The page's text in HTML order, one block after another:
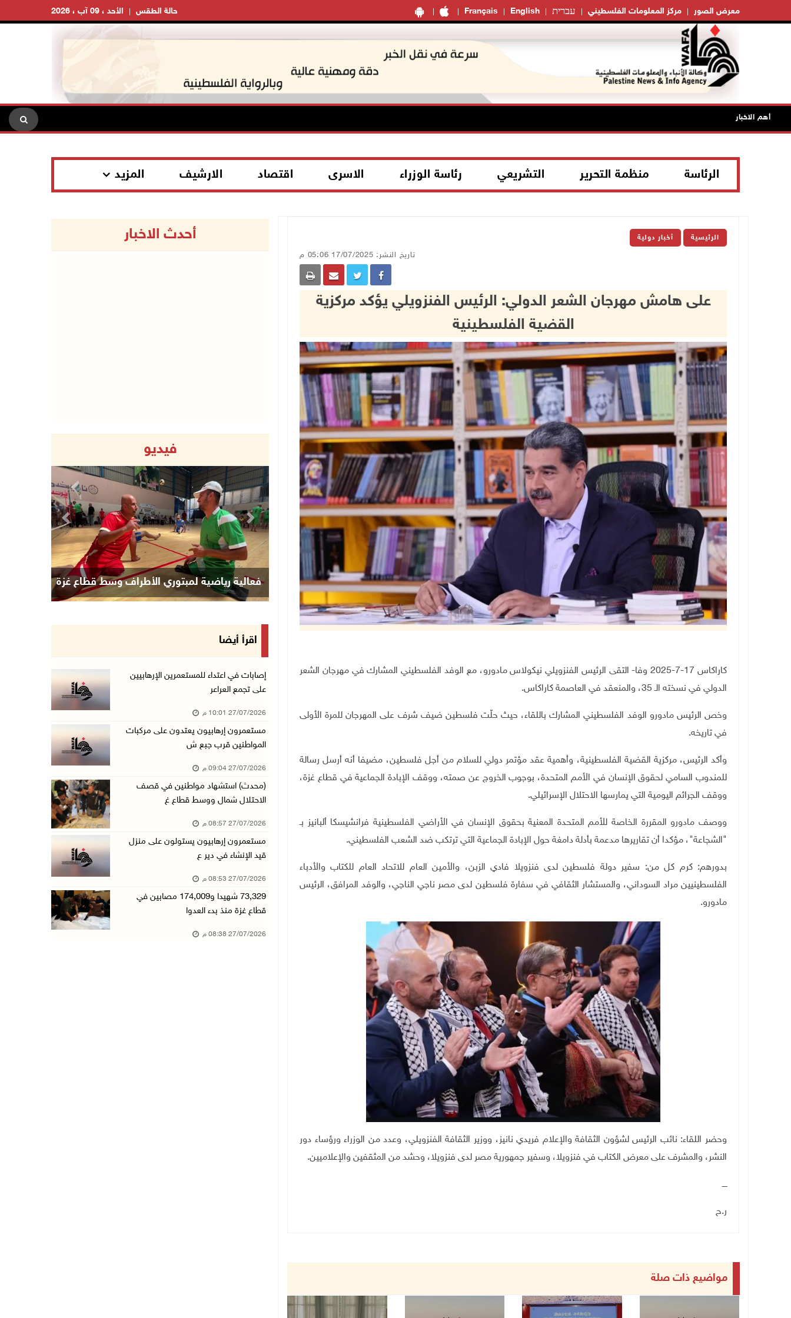
Français English עברית مركز المعلومات الفلسطيني معرض الصور الأحد ، 09 آب ، 2026 حالة الطقس
أهم الاخبار
الرئاسة منظمة التحرير التشريعي رئاسة الوزراء الاسرى اقتصاد الارشيف المزيد
الرئيسية أخبار دولية
تاريخ النشر: 17/07/2025 05:06 م
على هامش مهرجان الشعر الدولي: الرئيس الفنزويلي يؤكد مركزية
القضية الفلسطينية
كاراكاس 17-7-2025 وفا- التقى الرئيس الفنزويلي نيكولاس مادورو، مع الوفد الفلسطيني المشارك في مهرجان الشعر
الدولي في نسخته الـ 35، والمنعقد في العاصمة كاراكاس.
وخص الرئيس مادورو الوفد الفلسطيني المشارك باللقاء، حيث حلّت فلسطين ضيف شرف على المهرجان للمرة الأولى
في تاريخه.
وأكد الرئيس، مركزية القضية الفلسطينية، وأهمية عقد مؤتمر دولي للسلام من أجل فلسطين، مضيفا أنه أرسل رسالة
للمندوب السامي لحقوق الإنسان في الأمم المتحدة، بوجوب الخروج عن صمته، ووقف الإبادة الجماعية في قطاع غزة،
ووقف الجرائم اليومية التي يمارسها الاحتلال الإسرائيلي.
ووصف مادورو المقررة الخاصة للأمم المتحدة المعنية بحقوق الإنسان في الأراضي الفلسطينية فرانشيسكا ألبانيز بـ
"الشجاعة"، مؤكدا أن تقاريرها مدعمة بأدلة دامغة حول الإبادة الجماعية التي ترتكب ضد الشعب الفلسطيني.
بدورهم: كرم كل من: سفير دولة فلسطين لدى فنزويلا فادي الزبن، والأمين العام للاتحاد العام للكتاب والأدباء
الفلسطينيين مراد السوداني، والمستشار الثقافي في سفارة فلسطين لدى مصر ناجي الناجي، والوفد المرافق، الرئيس
مادورو.
وحضر اللقاء: نائب الرئيس لشؤون الثقافة والإعلام فريدي نانيز، ووزير الثقافة الفنزويلي، وعدد من الوزراء ورؤساء دور
النشر، والمشرف على معرض الكتاب في فنزويلا، وسفير جمهورية مصر لدى فنزويلا، وحشد من المثقفين والإعلاميين.
ــــ
ر.ح
مواضيع ذات صلة
أحدث الاخبار
فيديو
فعالية رياضية قصف إسرائيلي يستهدف حي الشجاعية بغزة
Previous Next
اقرأ أيضا
إصابات في اعتداء للمستعمرين الإرهابيين
على تجمع العراعر
27/07/2026 10:01 م
مستعمرون إرهابيون يعتدون على مركبات
المواطنين قرب جبع ش
27/07/2026 09:04 م
(محدث) استشهاد مواطنين في قصف
الاحتلال شمال ووسط قطاع غ
27/07/2026 08:57 م
مستعمرون إرهابيون يستولون على منزل
قيد الإنشاء في دير ع
27/07/2026 08:53 م
73,329 شهيدا و174,009 مصابين في
قطاع غزة منذ بدء العدوا
27/07/2026 08:38 م